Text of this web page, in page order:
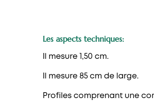
Les aspects techniques:
Il mesure 1,50 cm.
Il mesure 85 cm de large.
Profiles comprenant une